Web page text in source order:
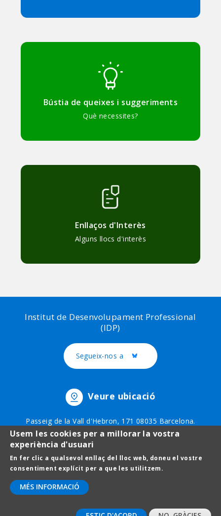
Bústia de queixes i suggeriments
Què necessites?
Enllaços d'Interès
Alguns llocs d'interès
Institut de Desenvolupament Professional
(IDP)
Segueix-nos a Twitter
Veure ubicació
Passeig de la Vall d'Hebron, 171 08035 Barcelona.
Telèfon: 93 403 51 75
Footer
menu
Avís legal
Protecció de dades
Usem les cookies per a millorar la vostra
experiència d'usuari
En fer clic a qualsevol enllaç del lloc web, doneu el vostre
consentiment explícit per a que les utilitzem.
MÉS INFORMACIÓ